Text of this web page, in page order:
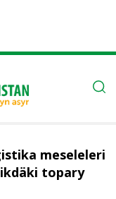
meseleleri
topary